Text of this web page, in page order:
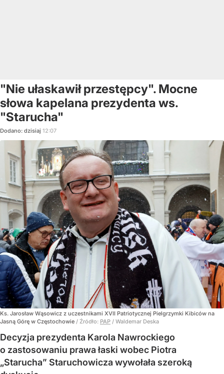
"Nie ułaskawił przestępcy". Mocne
słowa kapelana prezydenta ws.
"Starucha"
Dodano: dzisiaj 12:07
Ks. Jarosław Wąsowicz z uczestnikami XVII Patriotycznej Pielgrzymki Kibiców na
Jasną Górę w Częstochowie / Źródło: PAP / Waldemar Deska
Decyzja prezydenta Karola Nawrockiego
o zastosowaniu prawa łaski wobec Piotra
„Starucha” Staruchowicza wywołała szeroką